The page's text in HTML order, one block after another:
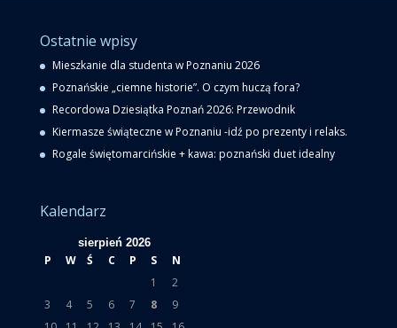
Ostatnie wpisy
Mieszkanie dla studenta w Poznaniu 2026
Poznańskie „ciemne historie”. O czym huczą fora?
Recordowa Dziesiątka Poznań 2026: Przewodnik
Kiermasze świąteczne w Poznaniu -idź po prezenty i relaks.
Rogale świętomarcińskie + kawa: poznański duet idealny
Kalendarz
sierpień 2026
P W Ś C P S
N
1
2
3
4 5 6 7 8
9